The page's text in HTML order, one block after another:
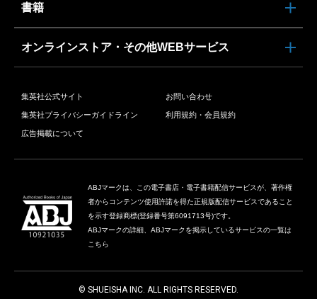
書籍
オンラインストア・その他WEBサービス
集英社公式サイト お問い合わせ
集英社プライバシーガイドライン 利用規約・会員規約
広告掲載について
ABJマークは、この電子書店・電子書籍配信サービスが、著作権
者からコンテンツ使用許諾を得た正規版配信サービスであること
を示す登録商標(登録番号第6091713号)です。
ABJマークの詳細、ABJマークを掲示しているサービスの一覧は
こちら
© SHUEISHA INC. ALL RIGHTS RESERVED.